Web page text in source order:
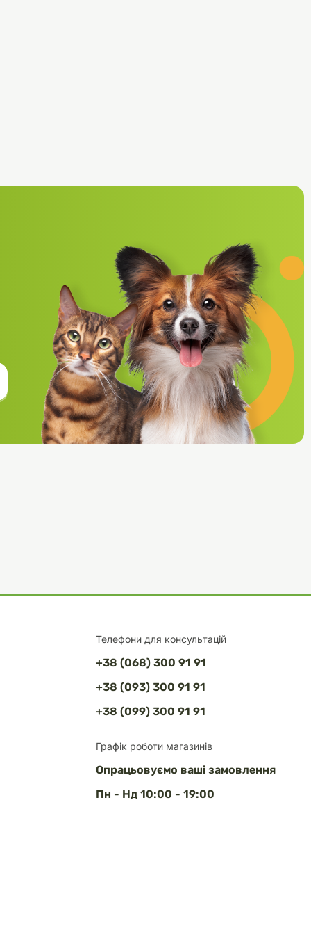
Телефони для консультацій
+38 (068) 300 91 91
+38 (093) 300 91 91
+38 (099) 300 91 91
Графік роботи магазинів
Опрацьовуємо ваші замовлення
Пн - Нд 10:00 - 19:00